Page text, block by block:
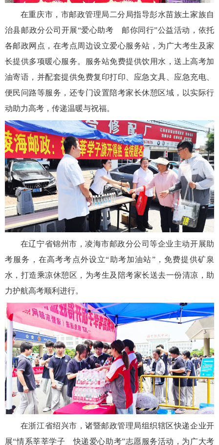
在重庆市，市邮政管理局二分局指导彭水苗族土家族自
治县邮政分公司开展“爱心助考 邮你同行”公益活动，依托
各邮政网点，在考点周边设立爱心服务站，为广大考生及家
长提供多项暖心服务。服务站免费提供饮用水，送上高考加
油寄语，并配套提供免费复印打印、应急文具、应急充电、
便民问路等服务，还专门设置陪考家长休憩区域，以实际行
动助力高考，传递温暖与祝福。
在辽宁省锦州市，凌海市邮政分公司等企业主动开展助
考服务，在高考考点外设立“助考加油站”，免费提供矿泉
水，打造乘凉休憩区，为考生及陪考家长送去一份清凉，助
力护航高考顺利进行。
在浙江省绍兴市，诸暨邮政管理局组织辖区快递企业开
展“情系莘莘学子 快递爱心助考”志愿服务活动，为广大考